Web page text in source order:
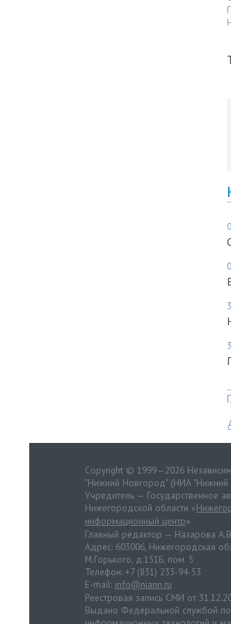
Copyright © 1999—2026
"Нижний Новгород" (НИА "Нижний
Учредитель — Государственное
Нижегородской области «
информационный центр»
Главный редактор — Назарова
Адрес: 603006, Нижегородская
М.Горького, д.151Б, пом. 5
Телефон: +7 (831) 233-94-53
E-mail: info@niann.ru
Реестровая запись СМИ от
Выдано Федеральной службой